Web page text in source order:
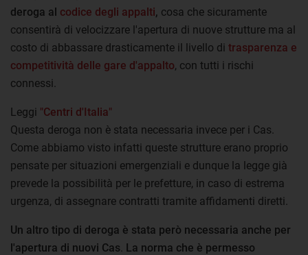
deroga al codice degli appalti, cosa che sicuramente
consentirà di velocizzare l'apertura di nuove strutture ma al
costo di abbassare drasticamente il livello di trasparenza e
competitività delle gare d'appalto, con tutti i rischi
connessi.
Leggi "Centri d'Italia"
Questa deroga non è stata necessaria invece per i Cas.
Come abbiamo visto infatti queste strutture erano proprio
pensate per situazioni emergenziali e dunque la legge già
prevede la possibilità per le prefetture, in caso di estrema
urgenza, di assegnare contratti tramite affidamenti diretti.
Un altro tipo di deroga è stata però necessaria anche per
l'apertura di nuovi Cas. La norma che è permesso